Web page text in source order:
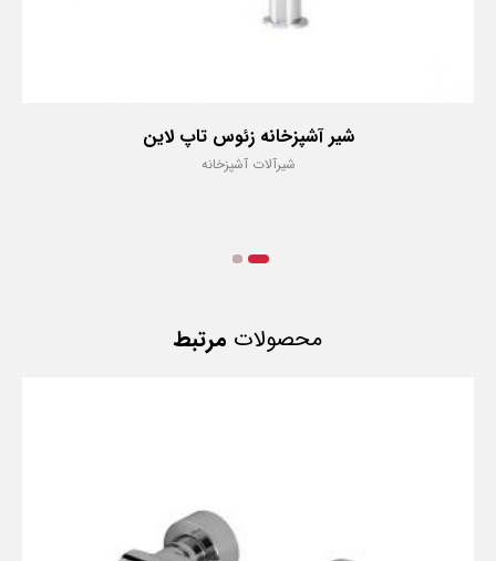
شیر آشپزخانه زئوس پول دان
شیرآلات آشپزخانه
محصولات مرتبط